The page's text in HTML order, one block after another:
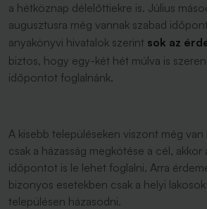
a hétköznap délelőttiekre is. Július
augusztusra még vannak szabad
anyakönyvi hivatalok szerint sok az
biztos, hogy egy-két hét múlva is
időpontot foglalnánk.
A kisebb településeken viszont még van
csak a házasság megkötése a cél, akkor
időpontot is le lehet foglalni. Arra
bizonyos esetekben csak a helyi
településen házasodni.